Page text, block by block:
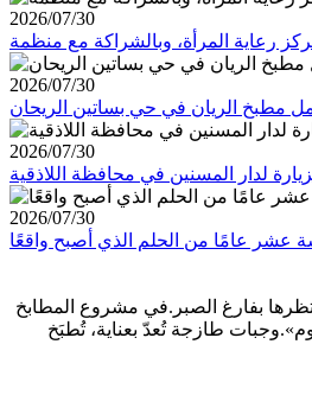
2026/07/30
2026/07/30
مطبخ الريان في حي بساتين الريحان
2026/07/30
لدار المسنين في محافظة اللاذقية
2026/07/30
التي تنتظرها بفارغ الصبر.في مشروع المطابخ
طازجة تُعدّ بعناية، تُطبَخ